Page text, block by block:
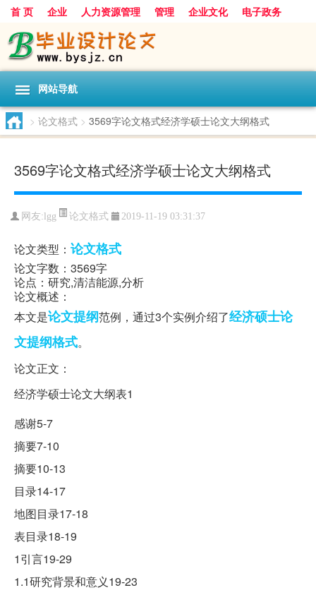
首 页 企业 人力资源管理 管理 企业文化
电子政务
数据
旅游 项目 浅谈 发展
网站导航
> 论文格式 > 3569字论文格式经济学硕士论文大纲格式
3569字论文格式经济学硕士论文大纲格式
网友: lgg 论文格式 2019-11-19 03:31:37
论文类型： 论文格式
论文字数：3569字
论点：研究,清洁能源,分析
论文概述：
本文是论文提纲范例，通过3个实例介绍了经济硕士论
文提纲格式。
论文正文：
经济学硕士论文大纲表1
感谢5-7
摘要7-10
摘要10-13
目录14-17
地图目录17-18
表目录18-19
1引言19-29
1.1研究背景和意义19-23